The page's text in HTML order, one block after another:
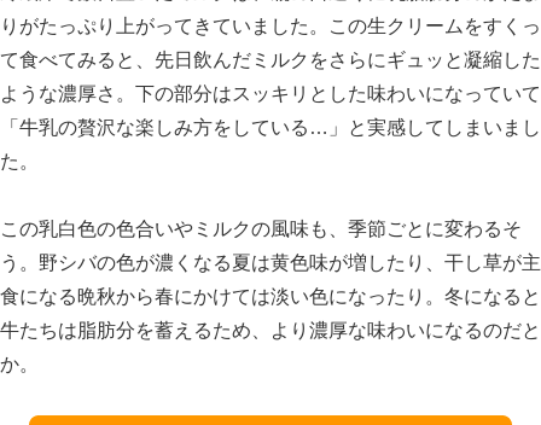
りがたっぷり上がってきていました。この生クリームをすくっ
て食べてみると、先日飲んだミルクをさらにギュッと凝縮した
ような濃厚さ。下の部分はスッキリとした味わいになっていて
「牛乳の贅沢な楽しみ方をしている…」と実感してしまいまし
た。
この乳白色の色合いやミルクの風味も、季節ごとに変わるそ
う。野シバの色が濃くなる夏は黄色味が増したり、干し草が主
食になる晩秋から春にかけては淡い色になったり。冬になると
牛たちは脂肪分を蓄えるため、より濃厚な味わいになるのだと
か。